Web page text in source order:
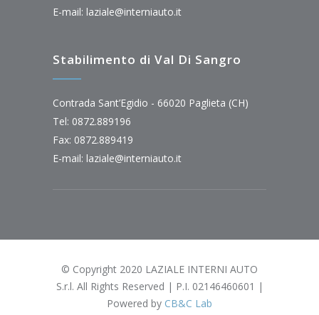
E-mail: laziale@interniauto.it
Stabilimento di Val Di Sangro
Contrada Sant’Egidio - 66020 Paglieta (CH)
Tel: 0872.889196
Fax: 0872.889419
E-mail: laziale@interniauto.it
© Copyright 2020 LAZIALE INTERNI AUTO
S.r.l. All Rights Reserved | P.I. 02146460601 |
Powered by CB&C Lab